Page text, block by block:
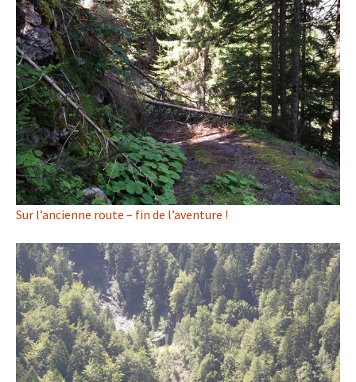
Sur l’ancienne route – fin de l’aventure !